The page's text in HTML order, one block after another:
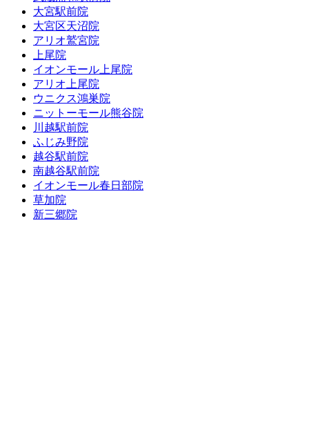
大宮駅前院
大宮区天沼院
アリオ鷲宮院
上尾院
イオンモール上尾院
アリオ上尾院
ウニクス鴻巣院
ニットーモール熊谷院
川越駅前院
ふじみ野院
越谷駅前院
南越谷駅前院
イオンモール春日部院
草加院
新三郷院